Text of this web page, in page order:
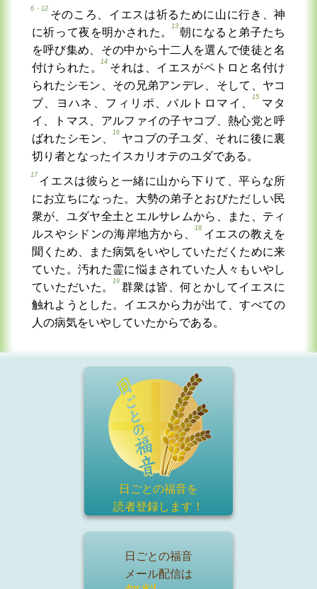
6・12
そのころ、イエスは祈るために山に行き、神
に祈って夜を明かされた。
13
朝になると弟子たち
を呼び集め、その中から十二人を選んで使徒と名
付けられた。
14
それは、イエスがペトロと名付け
られたシモン、その兄弟アンデレ、そして、ヤコ
ブ、ヨハネ、フィリポ、バルトロマイ、
15
マタ
イ、トマス、アルファイの子ヤコブ、熱心党と呼
ばれたシモン、
16
ヤコブの子ユダ、それに後に裏
切り者となったイスカリオテのユダである。
17
イエスは彼らと一緒に山から下りて、平らな所
にお立ちになった。大勢の弟子とおびただしい民
衆が、ユダヤ全土とエルサレムから、また、ティ
ルスやシドンの海岸地方から、
18
イエスの教えを
聞くため、また病気をいやしていただくために来
ていた。汚れた霊に悩まされていた人々もいやし
ていただいた。
19
群衆は皆、何とかしてイエスに
触れようとした。イエスから力が出て、すべての
人の病気をいやしていたからである。
日ごとの福音を
読者登録します！
日ごとの福音
メール配信は